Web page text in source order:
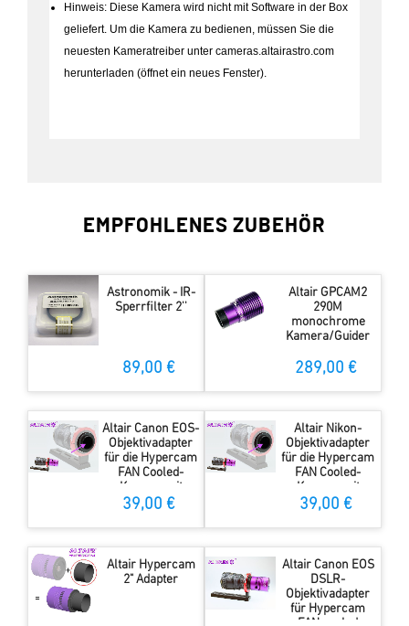
Hinweis: Diese Kamera wird nicht mit Software in der Box
geliefert. Um die Kamera zu bedienen, müssen Sie die
neuesten Kameratreiber unter cameras.altairastro.com
herunterladen (öffnet ein neues Fenster).
EMPFOHLENES ZUBEHÖR
Astronomik - IR-
Sperrfilter 2''
89,00 €
Altair GPCAM2
290M
monochrome
Kamera/Guider
289,00 €
Altair Canon EOS-
Objektivadapter
für die Hypercam
FAN Cooled-
Kamera mit
12,5mm Abstand
und Flansch
39,00 €
Altair Nikon-
Objektivadapter
für die Hypercam
FAN Cooled-
Kamera mit
12,5mm Abstand
und Flansch
39,00 €
Altair Hypercam
2" Adapter
Altair Canon EOS
DSLR-
Objektivadapter
für Hypercam